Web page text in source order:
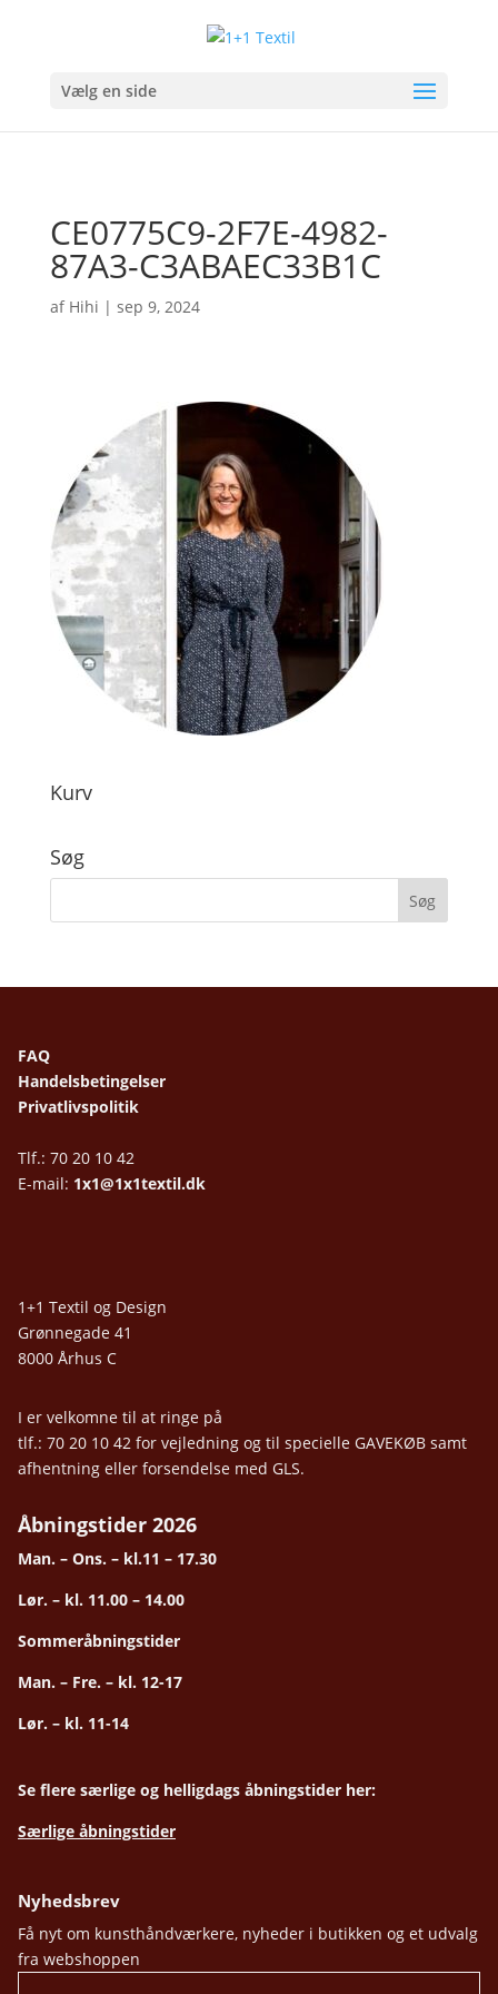
Vælg en side
CE0775C9-2F7E-4982-
87A3-C3ABAEC33B1C
af Hihi | sep 9, 2024
Kurv
Søg
FAQ
Handelsbetingelser
Privatlivspolitik
Tlf.: 70 20 10 42
E-mail: 1x1@1x1textil.dk
1+1 Textil og Design
Grønnegade 41
8000 Århus C
I er velkomne til at ringe på
tlf.: 70 20 10 42 for vejledning og til specielle GAVEKØB samt
afhentning eller forsendelse med GLS.
Åbningstider 2026
Man. – Ons. – kl.11 – 17.30
Lør. – kl. 11.00 – 14.00
Sommeråbningstider
Man. – Fre. – kl. 12-17
Lør. – kl. 11-14
Se flere særlige og helligdags åbningstider her:
Særlige åbningstider
Nyhedsbrev
Få nyt om kunsthåndværkere, nyheder i butikken og et udvalg
fra webshoppen